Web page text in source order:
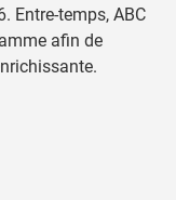
Entre-temps, ABC
afin de